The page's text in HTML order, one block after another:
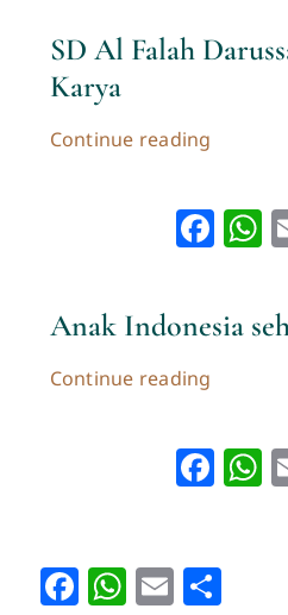
SD Al Falah
Karya
Continue reading
Anak Indonesia
Continue reading
Facebook
WhatsApp
Email